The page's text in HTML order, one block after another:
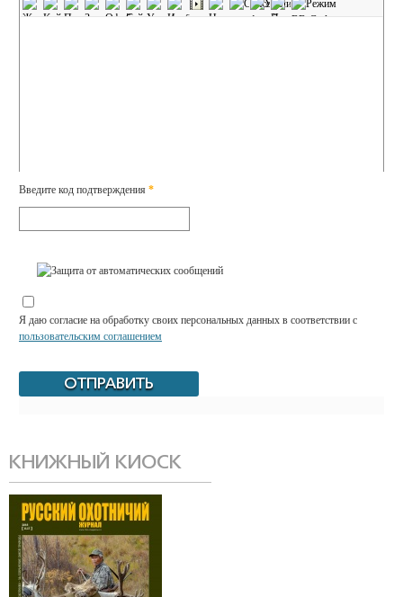
Введите код подтверждения *
Я даю согласие на обработку своих персональных данных в соответствии с
пользовательским соглашением
КНИЖНЫЙ КИОСК